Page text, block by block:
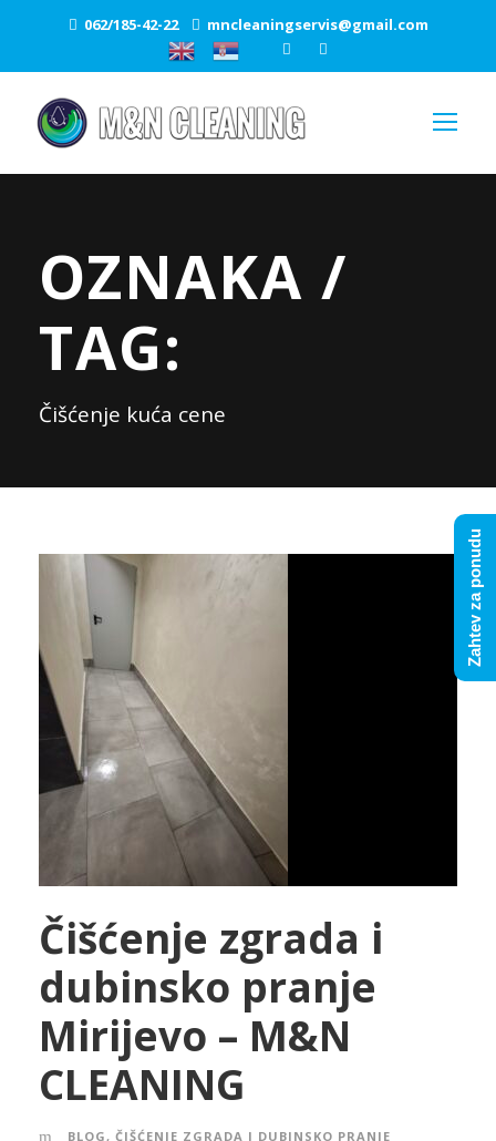
062/185-42-22 mncleaningservis@gmail.com
OZNAKA /
TAG:
Čišćenje kuća cene
Čišćenje zgrada i
dubinsko pranje
Mirijevo – M&N
CLEANING
BLOG , ČIŠĆENJE ZGRADA I DUBINSKO PRANJE
Zahtev za ponudu